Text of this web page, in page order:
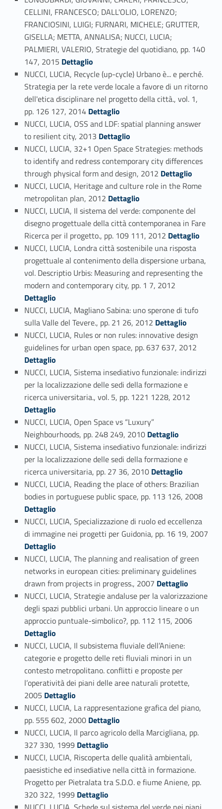
CELLINI, FRANCESCO; DALL'OLIO, LORENZO;
FRANCIOSINI, LUIGI; FURNARI, MICHELE; GRUTTER,
GISELLA; METTA, ANNALISA; NUCCI, LUCIA;
PALMIERI, VALERIO, Strategie del quotidiano, pp. 140
147, 2015 Link identifier #identifier_person_170826-75
Dettaglio
NUCCI, LUCIA, Recycle (up-cycle) Urbano è... e perché.
Strategia per la rete verde locale a favore di un ritorno
dell'etica disciplinare nel progetto della città., vol. 1,
pp. 126 127, 2014 Link identifier #identifier_person_43423-76
Dettaglio
NUCCI, LUCIA, OSS and LDF: spatial planning answer
to resilient city, 2013 Link identifier #identifier_person_156649-77
Dettaglio
NUCCI, LUCIA, 32+1 Open Space Strategies: methods
to identify and redress contemporary city differences
through physical form and design, 2012 Link identifier #identifier_person_42125-78
Dettaglio
NUCCI, LUCIA, Heritage and culture role in the Rome
metropolitan plan, 2012 Link identifier #identifier_person_56596-79
Dettaglio
NUCCI, LUCIA, Il sistema del verde: componente del
disegno progettuale della città contemporanea in Fare
Ricerca per il progetto., pp. 109 111, 2012 Link identifier #identifier_person_171636-80
Dettaglio
NUCCI, LUCIA, Londra città sostenibile una risposta
progettuale al contenimento della dispersione urbana,
vol. Descriptio Urbis: Measuring and representing the
modern and contemporary city, pp. 1 7, 2012
Dettaglio
NUCCI, LUCIA, Magliano Sabina: uno sperone di tufo
sulla Valle del Tevere., pp. 21 26, 2012 Link identifier #identifier_person_42819-82
Dettaglio
NUCCI, LUCIA, Rules or non rules: innovative design
guidelines for urban open space, pp. 637 637, 2012
Dettaglio
NUCCI, LUCIA, Sistema insediativo funzionale: indirizzi
per la localizzazione delle sedi della formazione e
ricerca universitaria., vol. 5, pp. 1221 1228, 2012
Dettaglio
NUCCI, LUCIA, Open Space vs “Luxury”
Neighbourhoods, pp. 248 249, 2010 Link identifier #identifier_person_127091-85
Dettaglio
NUCCI, LUCIA, Sistema insediativo funzionale: indirizzi
per la localizzazione delle sedi della formazione e
ricerca universitaria, pp. 27 36, 2010 Link identifier #identifier_person_181726-86
Dettaglio
NUCCI, LUCIA, Reading the place of others: Brazilian
bodies in portuguese public space, pp. 113 126, 2008Link identifier #identifier_person_166602-87
Dettaglio
NUCCI, LUCIA, Specializzazione di ruolo ed eccellenza
di immagine nei progetti per Guidonia, pp. 16 19, 2007
Link identifier #identifier_person_64929-88
Dettaglio
NUCCI, LUCIA, The planning and realisation of green
networks in european cities: preliminary guidelines
drawn from projects in progress., 2007 Link identifier #identifier_person_192748-89
Dettaglio
NUCCI, LUCIA, Strategie andaluse per la valorizzazione
degli spazi pubblici urbani. Un approccio lineare o un
approccio puntuale-simbolico?, pp. 112 115, 2006
Dettaglio
NUCCI, LUCIA, Il subsistema fluviale dell’Aniene:
categorie e progetto delle reti fluviali minori in un
contesto metropolitano. conflitti e proposte per
l’operatività dei piani delle aree naturali protette,
2005 Link identifier #identifier_person_151848-91
Dettaglio
NUCCI, LUCIA, La rappresentazione grafica del piano,
pp. 555 602, 2000 Link identifier #identifier_person_20776-92
Dettaglio
NUCCI, LUCIA, Il parco agricolo della Marcigliana, pp.
327 330, 1999 Link identifier #identifier_person_134385-93
Dettaglio
NUCCI, LUCIA, Riscoperta delle qualità ambientali,
paesistiche ed insediative nella città in formazione.
Progetto per Pietralata tra S.D.O. e fiume Aniene, pp.
320 322, 1999 Link identifier #identifier_person_38930-94
Dettaglio